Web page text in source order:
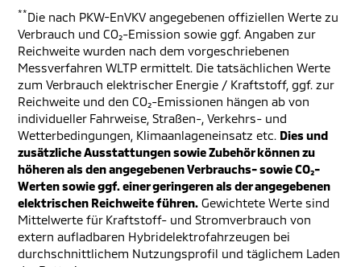
**Die nach PKW-EnVKV angegebenen offiziellen Werte zu
Verbrauch und CO₂-Emission sowie ggf. Angaben zur
Reichweite wurden nach dem vorgeschriebenen
Messverfahren WLTP ermittelt. Die tatsächlichen Werte
zum Verbrauch elektrischer Energie / Kraftstoff, ggf. zur
Reichweite und den CO₂-Emissionen hängen ab von
individueller Fahrweise, Straßen-, Verkehrs- und
Wetterbedingungen, Klimaanlageneinsatz etc. Dies und
zusätzliche Ausstattungen sowie Zubehör können zu
höheren als den angegebenen Verbrauchs- sowie CO₂-
Werten sowie ggf. einer geringeren als der angegebenen
elektrischen Reichweite führen. Gewichtete Werte sind
Mittelwerte für Kraftstoff- und Stromverbrauch von
extern aufladbaren Hybridelektrofahrzeugen bei
durchschnittlichem Nutzungsprofil und täglichem Laden